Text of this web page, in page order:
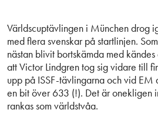
Världscuptävlingen i München drog
med flera svenskar på startlinjen.
nästan blivit bortskämda med
att Victor Lindgren tog sig vidare till
upp på ISSF-tävlingarna och vid EM
en bit över 633 (!). Det är onekligen
rankas som världstvåa.